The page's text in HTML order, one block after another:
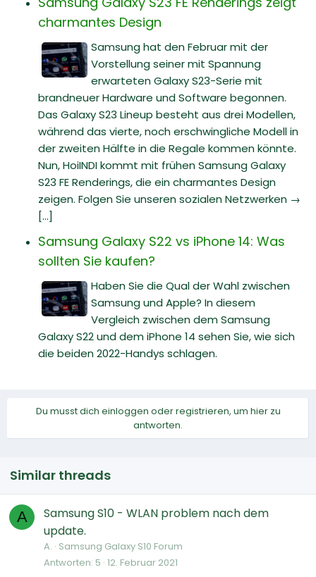
charmantes Design
Samsung hat den Februar mit der
Vorstellung seiner mit Spannung
erwarteten Galaxy S23-Serie mit
brandneuer Hardware und Software begonnen.
Das Galaxy S23 Lineup besteht aus drei Modellen,
während das vierte, noch erschwingliche Modell in
der zweiten Hälfte in die Regale kommen könnte.
Nun, HoiINDI kommt mit frühen Samsung Galaxy
S23 FE Renderings, die ein charmantes Design
zeigen. Folgen Sie unseren sozialen Netzwerken →
[...]
Samsung Galaxy S22 vs iPhone 14: Was
sollten Sie kaufen?
Haben Sie die Qual der Wahl zwischen
Samsung und Apple? In diesem
Vergleich zwischen dem Samsung
Galaxy S22 und dem iPhone 14 sehen Sie, wie sich
die beiden 2022-Handys schlagen.
Du musst dich einloggen oder registrieren, um hier zu
antworten.
Similar threads
A
Samsung S10 - WLAN problem nach dem
update.
A. Samsung Galaxy S10 Forum
Antworten 5 12. Februar 2021